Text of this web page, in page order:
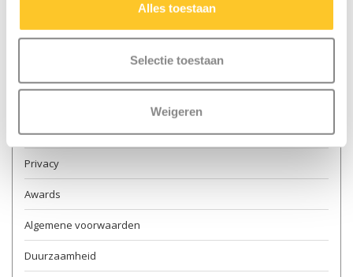
Alles toestaan
Selectie toestaan
Weigeren
Retourneren
Veilig steppen
Privacy
Awards
Algemene voorwaarden
Duurzaamheid